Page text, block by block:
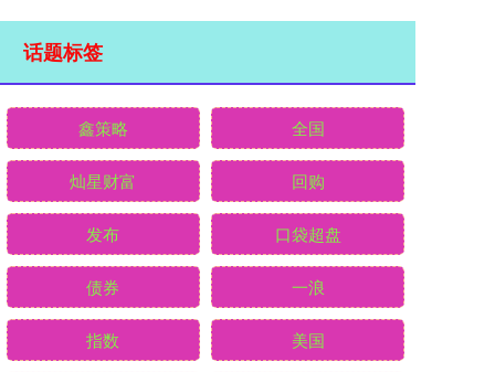
话题标签
鑫策略 全国
灿星财富 回购
发布 口袋超盘
债券 一浪
指数 美国